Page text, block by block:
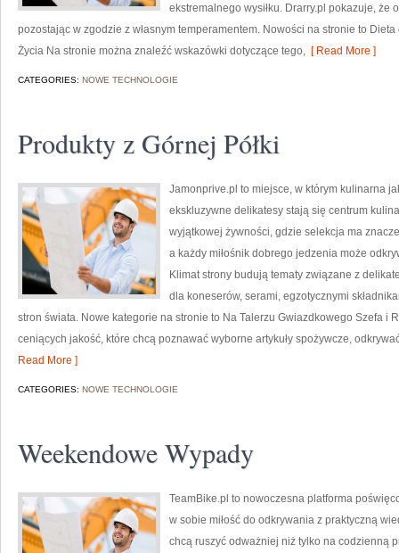
ekstremalnego wysiłku. Drarry.pl pokazuje,
pozostając w zgodzie z własnym temperamentem. Nowości na stronie to
Życia Na stronie można znaleźć wskazówki dotyczące tego, [ Read More ]
CATEGORIES: NOWE TECHNOLOGIE
Produkty z Górnej Półki
Jamonprive.pl to miejsce, w którym kulinarna
ekskluzywne delikatesy stają się centrum
wyjątkowej żywności, gdzie selekcja ma
a każdy miłośnik dobrego jedzenia może
Klimat strony budują tematy związane z
dla koneserów, serami, egzotycznymi
stron świata. Nowe kategorie na stronie to Na Talerzu Gwiazdkowego Szefa i
ceniących jakość, które chcą poznawać wyborne artykuły spożywcze,
Read More ]
CATEGORIES: NOWE TECHNOLOGIE
Weekendowe Wypady
TeamBike.pl to nowoczesna platforma
w sobie miłość do odkrywania z praktyczną
chcą ruszyć odważniej niż tylko na codzienną